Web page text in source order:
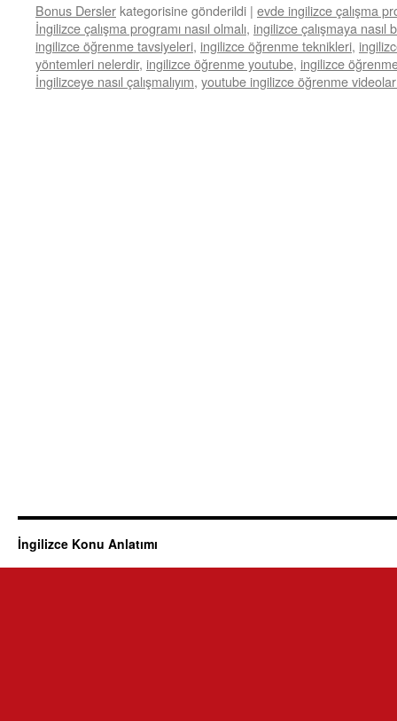
Bonus Dersler kategorisine gönderildi | evde ingilizce çalışma
İngilizce çalışma programı nasıl olmalı, ingilizce çalışmaya nasıl
ingilizce öğrenme tavsiyeleri, ingilizce öğrenme teknikleri,
yöntemleri nelerdir, ingilizce öğrenme youtube, ingilizce
İngilizceye nasıl çalışmalıyım, youtube ingilizce öğrenme
İngilizce Konu Anlatımı